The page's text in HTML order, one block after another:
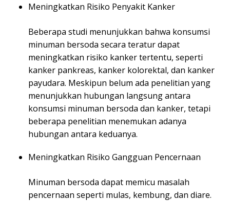
Meningkatkan Risiko Penyakit Kanker
Beberapa studi menunjukkan bahwa konsumsi
minuman bersoda secara teratur dapat
meningkatkan risiko kanker tertentu, seperti
kanker pankreas, kanker kolorektal, dan kanker
payudara. Meskipun belum ada penelitian yang
menunjukkan hubungan langsung antara
konsumsi minuman bersoda dan kanker, tetapi
beberapa penelitian menemukan adanya
hubungan antara keduanya.
Meningkatkan Risiko Gangguan Pencernaan
Minuman bersoda dapat memicu masalah
pencernaan seperti mulas, kembung, dan diare.